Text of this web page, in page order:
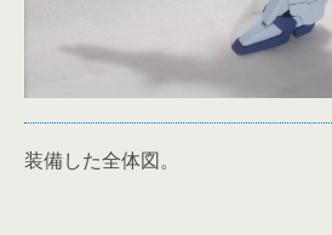
装備した全体図。